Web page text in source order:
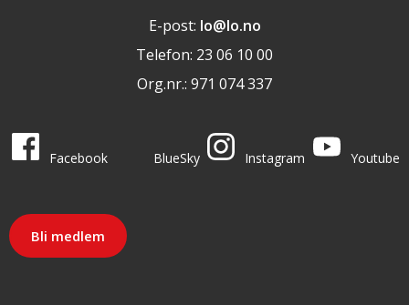
E-post: lo@lo.no
Telefon: 23 06 10 00
Org.nr.: 971 074 337
LO i sosiale medier
Facebook
BlueSky
Instagram
Youtube
Bli medlem